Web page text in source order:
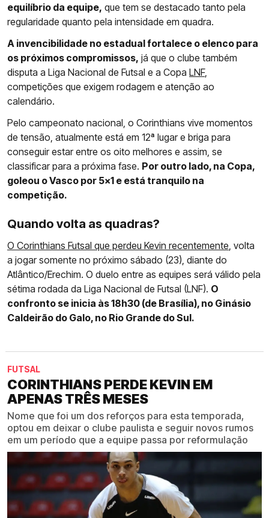
equilíbrio da equipe, que tem se destacado tanto pela
regularidade quanto pela intensidade em quadra.
A invencibilidade no estadual fortalece o elenco para
os próximos compromissos, já que o clube também
disputa a Liga Nacional de Futsal e a Copa LNF,
competições que exigem rodagem e atenção ao
calendário.
Pelo campeonato nacional, o Corinthians vive momentos
de tensão, atualmente está em 12ª lugar e briga para
conseguir estar entre os oito melhores e assim, se
classificar para a próxima fase. Por outro lado, na Copa,
goleou o Vasco por 5x1 e está tranquilo na
competição.
Quando volta as quadras?
O Corinthians Futsal que perdeu Kevin recentemente , volta
a jogar somente no próximo sábado (23), diante do
Atlântico/Erechim. O duelo entre as equipes será válido pela
sétima rodada da Liga Nacional de Futsal (LNF). O
confronto se inicia às 18h30 (de Brasília), no Ginásio
Caldeirão do Galo, no Rio Grande do Sul.
FUTSAL
CORINTHIANS PERDE KEVIN EM
APENAS TRÊS MESES
Nome que foi um dos reforços para esta temporada,
optou em deixar o clube paulista e seguir novos rumos
em um período que a equipe passa por reformulação